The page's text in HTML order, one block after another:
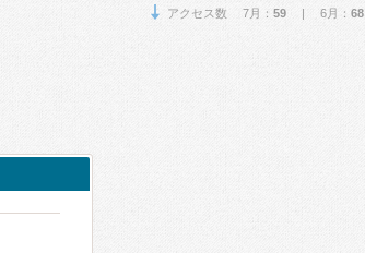
アクセス数 7月： 59 | 6月： 68